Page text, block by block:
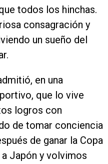
todos los hinchas.
consagración y
un sueño del
en una
que lo vive
logros con
de tomar conciencia
de ganar la Copa
Japón y volvimos